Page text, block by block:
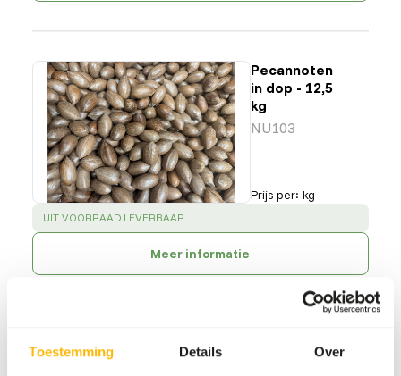
Toestemming Details Over
Pecannoten
in dop - 12,5
kg
NU103
Prijs per: kg
SUCCESS:
UIT VOORRAAD LEVERBAAR
Meer informatie
Pistachnoten
in dop - 12,5